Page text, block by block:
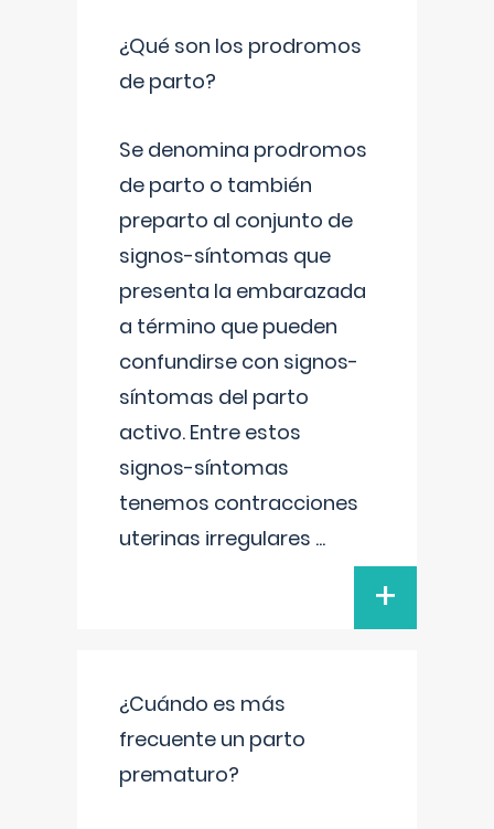
¿Qué son los prodromos
de parto?
Se denomina prodromos
de parto o también
preparto al conjunto de
signos-síntomas que
presenta la embarazada
a término que pueden
confundirse con signos-
síntomas del parto
activo. Entre estos
signos-síntomas
tenemos contracciones
uterinas irregulares ...
+
¿Cuándo es más
frecuente un parto
prematuro?